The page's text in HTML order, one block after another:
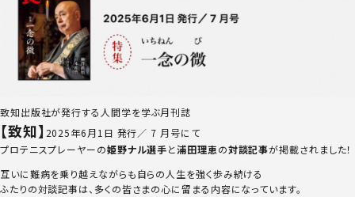
致知出版社が発行する人間学を学ぶ月刊誌
【致知】 2025年6月1日 発行／ 7 月号にて
プロテニスプレーヤーの姫野ナル選手と浦田理恵の対談記事が掲載されました！
互いに難病を乗り越えながらも自らの人生を強く歩み続ける
ふたりの対談記事は、多くの皆さまの心に留まる内容になっています。